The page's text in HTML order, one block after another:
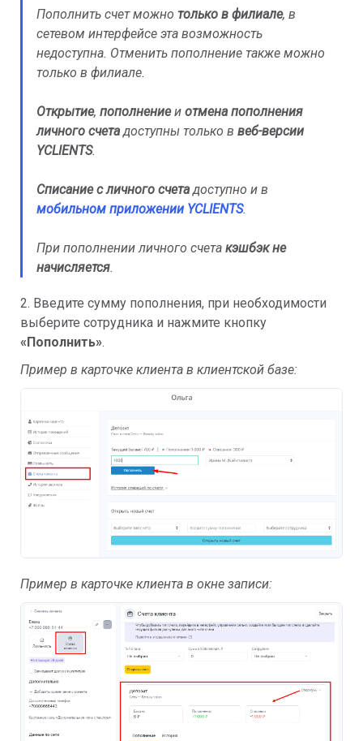
Пополнить счет можно только в филиале, в
сетевом интерфейсе эта возможность
недоступна. Отменить пополнение также можно
только в филиале.
Открытие, пополнениеи отмена пополнения
личного счетадоступны только в веб-версии
YCLIENTS.
Списание с личного счетадоступно и в
мобильном приложении YCLIENTS.
При пополнении личного счета кэшбэк не
начисляется.
2. Введите сумму пополнения, при необходимости
выберите сотрудника и нажмите кнопку
« Пополнить».
Пример в карточке клиента в клиентской базе:
Пример в карточке клиента в окне записи: